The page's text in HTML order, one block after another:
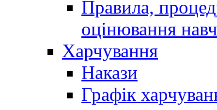
Правила,
оцінювання
Харчування
Накази
Графік